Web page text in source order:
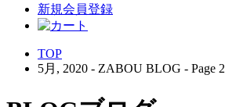
新規会員登録
TOP
5月, 2020 - ZABOU BLOG - Page 2